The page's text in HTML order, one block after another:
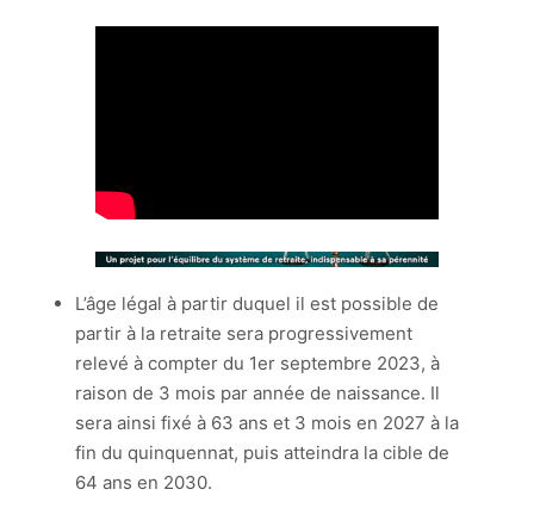
L’âge légal à partir duquel il est possible de
partir à la retraite sera progressivement
relevé à compter du 1er septembre 2023, à
raison de 3 mois par année de naissance. Il
sera ainsi fixé à 63 ans et 3 mois en 2027 à la
fin du quinquennat, puis atteindra la cible de
64 ans en 2030.